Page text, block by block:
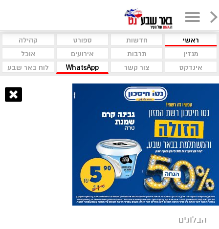
ראשי חדשות ספורט
קהילה
מגזין
תרבות אירועים
אוכל
אינדקס
צור קשר WhatsApp לוח באר שבע
הבלוגים